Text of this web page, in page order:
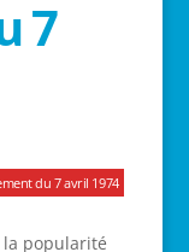
7
du 7 avril 1974
popularité